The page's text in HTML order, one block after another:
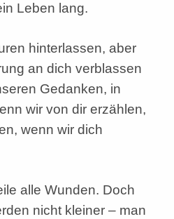
Leben lang.
hinterlassen, aber
an dich verblassen
Gedanken, in
wir von dir erzählen,
wenn wir dich
alle Wunden. Doch
nicht kleiner – man